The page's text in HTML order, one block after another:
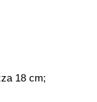
18 cm;